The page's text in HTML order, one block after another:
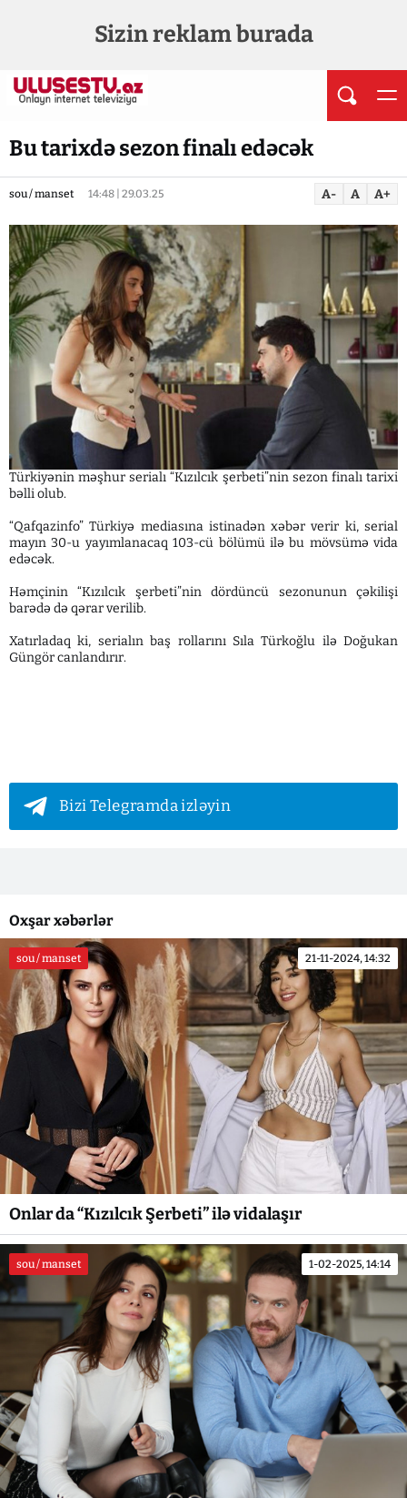
Sizin reklam burada
Bu tarixdə sezon finalı edəcək
sou / manset 14:48 | 29.03.25 A- A A+
Türkiyənin məşhur serialı “Kızılcık şerbeti”nin sezon finalı tarixi
bəlli olub.
“Qafqazinfo” Türkiyə mediasına istinadən xəbər verir ki, serial
mayın 30-u yayımlanacaq 103-cü bölümü ilə bu mövsümə vida
edəcək.
Həmçinin “Kızılcık şerbeti”nin dördüncü sezonunun çəkilişi
barədə də qərar verilib.
Xatırladaq ki, serialın baş rollarını Sıla Türkoğlu ilə Doğukan
Güngör canlandırır.
Bizi Telegramda izləyin
Oxşar xəbərlər
sou / manset 21-11-2024, 14:32
Onlar da “Kızılcık Şerbeti” ilə vidalaşır
sou / manset 1-02-2025, 14:14